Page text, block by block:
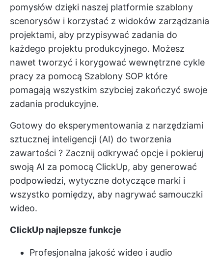
pomysłów dzięki naszej platformie szablony
scenorysów i korzystać z widoków zarządzania
projektami, aby przypisywać zadania do
każdego projektu produkcyjnego. Możesz
nawet tworzyć i korygować wewnętrzne cykle
pracy za pomocą Szablony SOP które
pomagają wszystkim szybciej zakończyć swoje
zadania produkcyjne.
Gotowy do eksperymentowania z narzędziami
sztucznej inteligencji (AI) do tworzenia
zawartości ? Zacznij odkrywać opcje i pokieruj
swoją AI za pomocą ClickUp, aby generować
podpowiedzi, wytyczne dotyczące marki i
wszystko pomiędzy, aby nagrywać samouczki
wideo.
ClickUp najlepsze funkcje
Profesjonalna jakość wideo i audio